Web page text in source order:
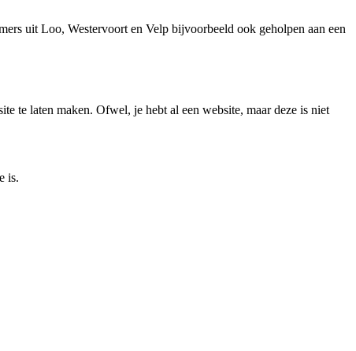
uit Loo, Westervoort en Velp bijvoorbeeld ook geholpen aan een
te laten maken. Ofwel, je hebt al een website, maar deze is niet
is.